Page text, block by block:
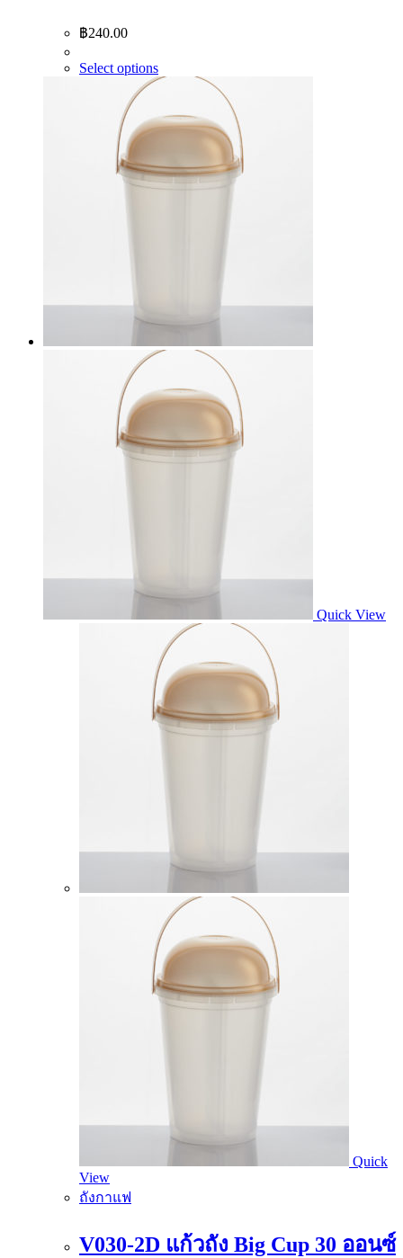
฿240.00
Select options
Quick View
Quick
View
ถังกาแฟ
V030-2D แก้วถัง Big Cup 30 ออนซ์